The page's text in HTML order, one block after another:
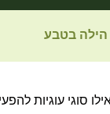
הילה בטבע
סוגי עוגיות